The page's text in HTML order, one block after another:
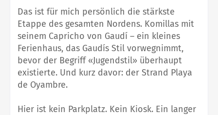
Das ist für mich persönlich die stärkste
Etappe des gesamten Nordens. Komillas mit
seinem Capricho von Gaudí – ein kleines
Ferienhaus, das Gaudís Stil vorwegnimmt,
bevor der Begriff «Jugendstil» überhaupt
existierte. Und kurz davor: der Strand Playa
de Oyambre.
Hier ist kein Parkplatz. Kein Kiosk. Ein langer